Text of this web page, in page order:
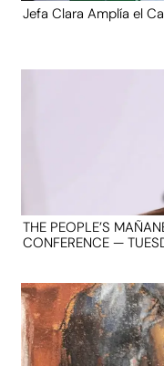
Jefa Clara Amplía el
THE PEOPLE’S
CONFERENCE —